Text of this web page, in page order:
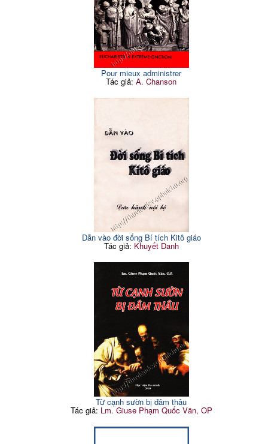
Pour mieux administrer
Tác giả:A. Chanson
Dẫn vào đời sống Bí tích Kitô giáo
Tác giả: Khuyết Danh
Từ cạnh sườn bị đâm thâu
Tác giả: Lm. Giuse Phạm Quốc Văn, OP